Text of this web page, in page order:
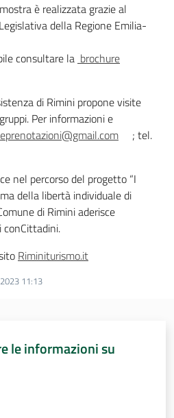
è realizzata grazie al
della Regione Emilia-
consultare la brochure
di Rimini propone visite
Per informazioni e
; tel.
nel percorso del progetto “I
della libertà individuale di
di Rimini aderisce
conCittadini.
Riminiturismo.it
11:13
le informazioni su